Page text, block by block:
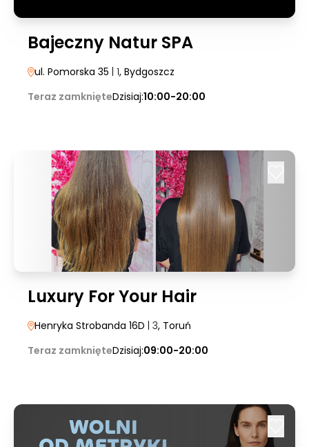
Bajeczny Natur SPA
ul. Pomorska 35 | 1, Bydgoszcz
Teraz zamknięteDzisiaj:10:00-20:00
Luxury For Your Hair
Henryka Strobanda 16D | 3, Toruń
Teraz zamknięteDzisiaj:09:00-20:00